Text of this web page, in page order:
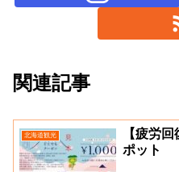
関連記事
北海道観光
【疲労
ポット